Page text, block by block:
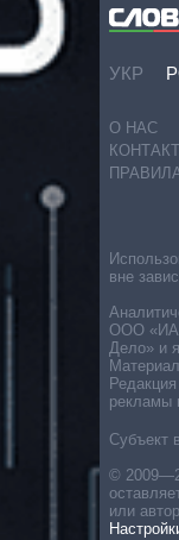
УКР
О НАС
Субъект
©
или
вне
ООО «ИА
Дело» и
рекламы